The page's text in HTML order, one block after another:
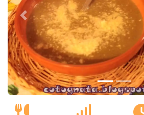
Precedente